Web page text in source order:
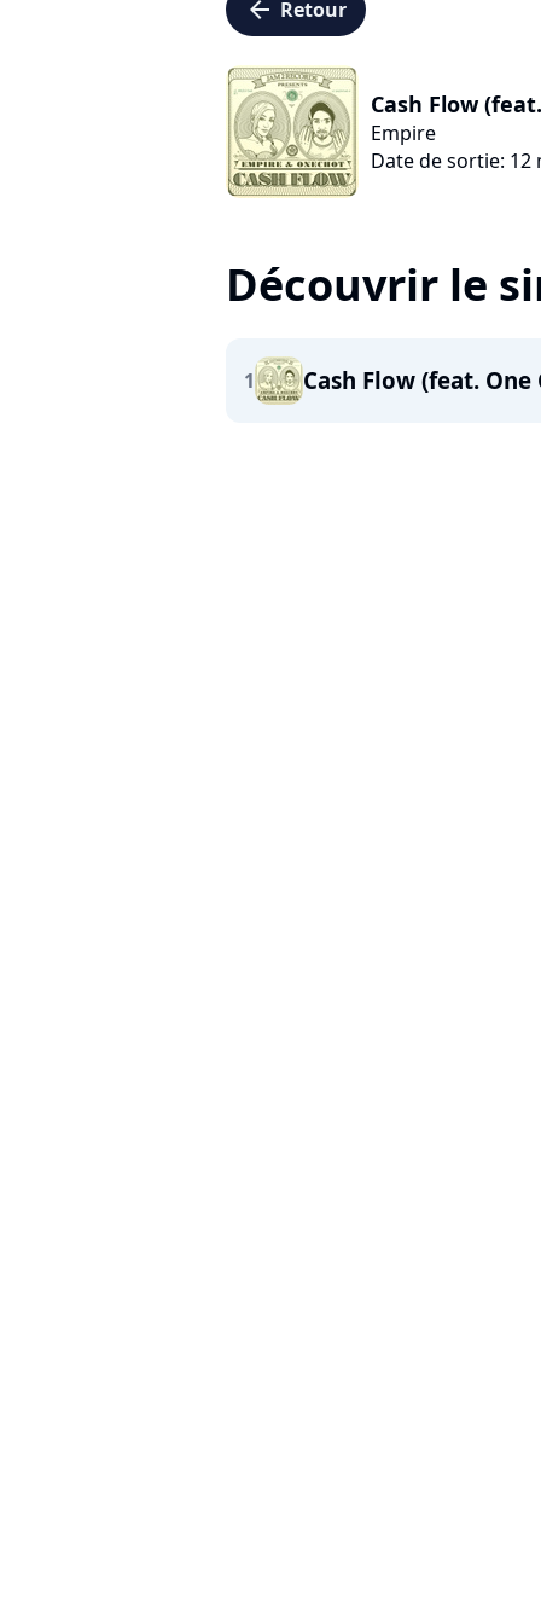
arrow_left Retour
Cash Flow
Empire
Date de sortie: 12
Découvrir le
1 Cash Flow (feat. One